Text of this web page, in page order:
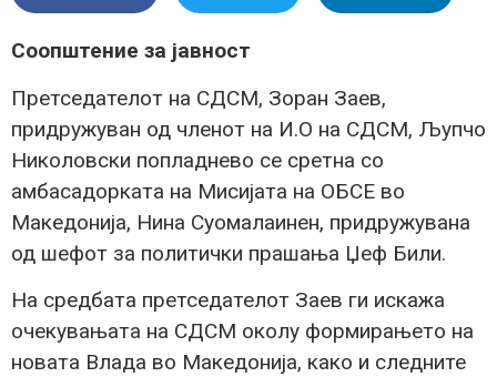
Соопштение за јавност
Претседателот на СДСМ, Зоран Заев,
придружуван од членот на И.О на СДСМ, Љупчо
Николовски попладнево се сретна со
амбасадорката на Мисијата на ОБСЕ во
Македонија, Нина Суомалаинен, придружувана
од шефот за политички прашања Џеф Били.
На средбата претседателот Заев ги искажа
очекувањата на СДСМ околу формирањето на
новата Влада во Македонија, како и следните